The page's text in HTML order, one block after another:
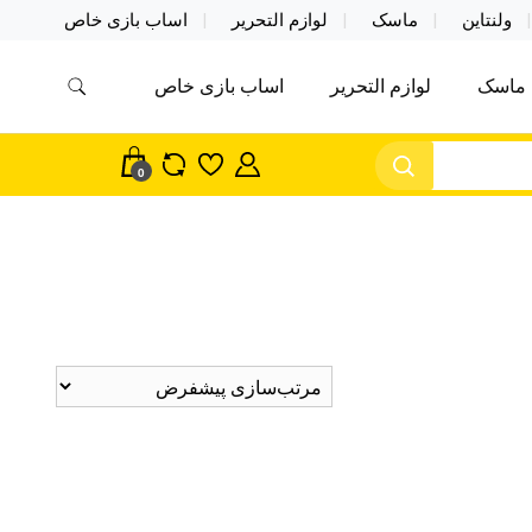
ولنتاین ماسک لوازم التحریر اساب بازی خاص
اکسسوری ماسک در واردات مستقیم
ماسک لوازم التحریر اساب بازی خاص
0